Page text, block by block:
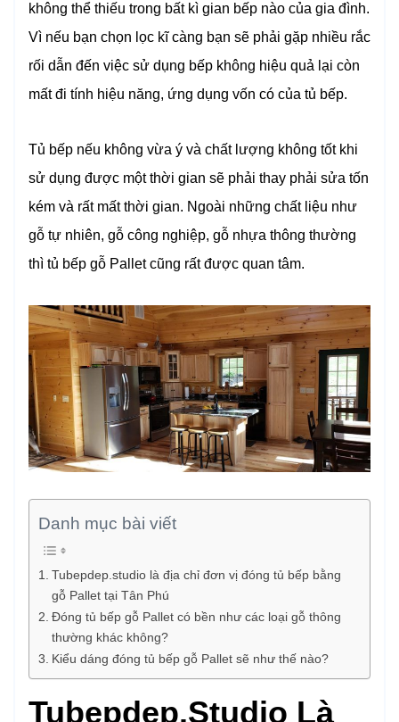
không thể thiếu trong bất kì gian bếp nào của gia đình.
Vì nếu bạn chọn lọc kĩ càng bạn sẽ phải gặp nhiều rắc
rối dẫn đến việc sử dụng bếp không hiệu quả lại còn
mất đi tính hiệu năng, ứng dụng vốn có của tủ bếp.
Tủ bếp nếu không vừa ý và chất lượng không tốt khi
sử dụng được một thời gian sẽ phải thay phải sửa tốn
kém và rất mất thời gian. Ngoài những chất liệu như
gỗ tự nhiên, gỗ công nghiệp, gỗ nhựa thông thường
thì tủ bếp gỗ Pallet cũng rất được quan tâm.
Danh mục bài viết
Tubepdep.studio là địa chỉ đơn vị đóng tủ bếp bằng
gỗ Pallet tại Tân Phú
Đóng tủ bếp gỗ Pallet có bền như các loại gỗ thông
thường khác không?
Kiểu dáng đóng tủ bếp gỗ Pallet sẽ như thế nào?
Tubepdep.studio Là